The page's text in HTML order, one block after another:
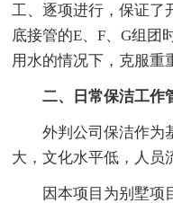
工、逐项进行，保证了
底接管的E、F、G组团
用水的情况下，克服重
二、日常保洁工作
外判公司保洁作为
大，文化水平低，人员
因本项目为别墅项目